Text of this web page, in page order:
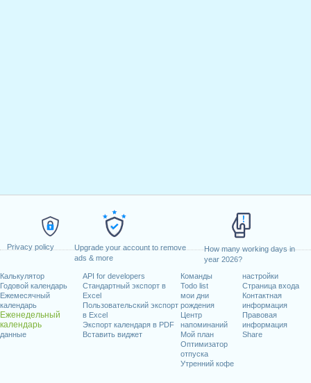
Privacy policy
Upgrade your account to remove
ads & more
How many working days in
year 2026?
Калькулятор
Годовой календарь
Ежемесячный
календарь
Еженедельный
календарь
данные
API for developers
Стандартный экспорт в
Excel
Пользовательский экспорт
в Excel
Экспорт календаря в PDF
Вставить виджет
Команды
Todo list
мои дни
рождения
Центр
напоминаний
Мой план
Оптимизатор
отпуска
Утренний кофе
настройки
Страница входа
Контактная
информация
Правовая
информация
Share